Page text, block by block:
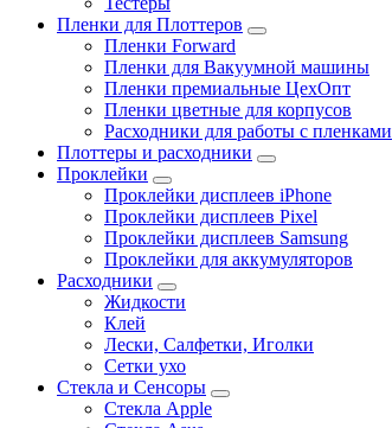
Пленки для Плоттеров
Пленки Forward
Пленки для Вакуумной машины
Пленки премиальные ЦехОпт
Пленки цветные для корпусов
Расходники для работы с пленками
Плоттеры и расходники
Проклейки
Проклейки дисплеев iPhone
Проклейки дисплеев Pixel
Проклейки дисплеев Samsung
Проклейки для аккумуляторов
Расходники
Жидкости
Клей
Лески, Салфетки, Иголки
Сетки ухо
Стекла и Сенсоры
Стекла Apple